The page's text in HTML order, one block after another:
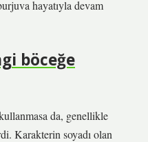
hayatıyla devam
böceğe
da, genellikle
Karakterin soyadı olan